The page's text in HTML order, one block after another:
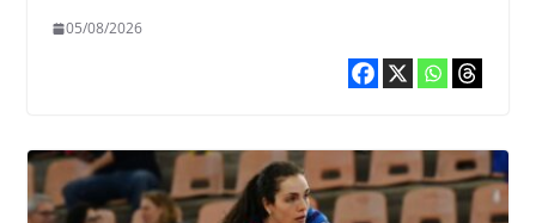
05/08/2026